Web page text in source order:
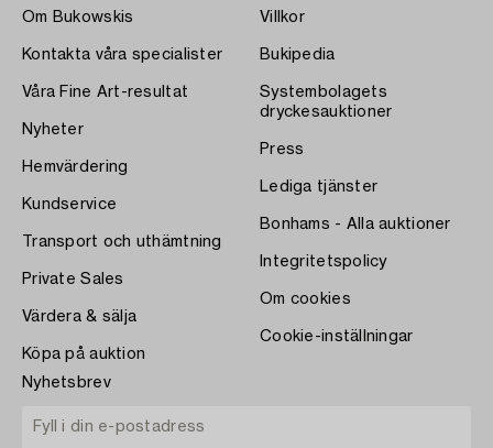
Om Bukowskis
Kontakta våra specialister
Våra Fine Art-resultat
Nyheter
Hemvärdering
Kundservice
Transport och uthämtning
Private Sales
Värdera & sälja
Köpa på auktion
Villkor
Bukipedia
Systembolagets
dryckesauktioner
Press
Lediga tjänster
Bonhams - Alla auktioner
Integritetspolicy
Om cookies
Cookie-inställningar
Nyhetsbrev